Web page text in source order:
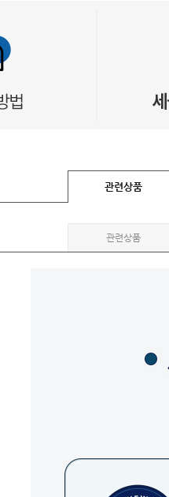
관련상품
관련상품